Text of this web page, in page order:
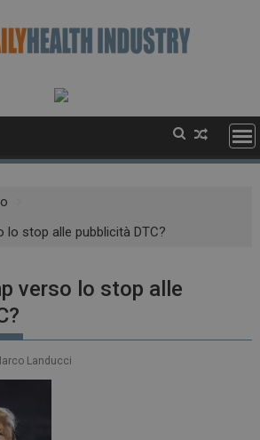
lo stop alle pubblicità DTC?
verso lo stop alle
Landucci